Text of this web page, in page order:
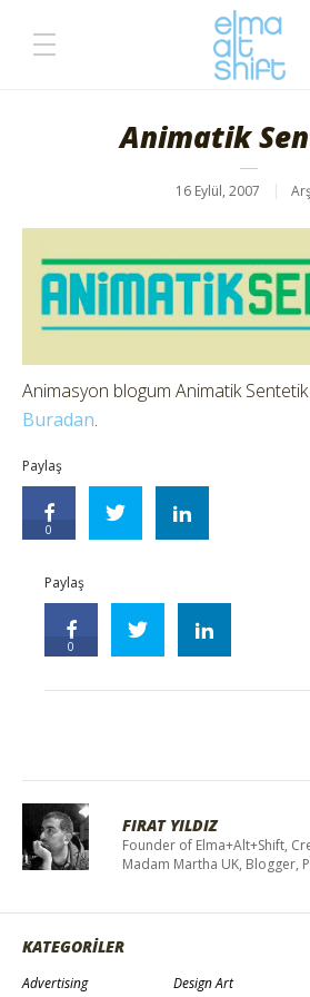
Animatik
16 Eylül, 2007
Animasyon blogum Animatik
Buradan.
Paylaş
0
Paylaş
0
FIRAT YILDIZ
Founder of Elma+Alt+Shift,
Madam Martha UK, Blogger,
KATEGORİLER
Advertising Design Art